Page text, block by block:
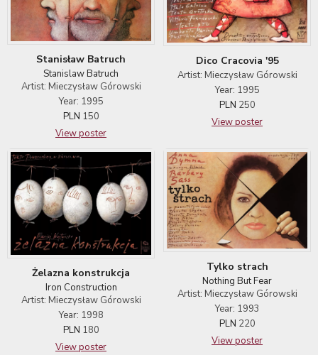
Stanisław Batruch
Stanislaw Batruch
Artist: Mieczysław Górowski
Year: 1995
PLN 150
View poster
Dico Cracovia '95
Artist: Mieczysław Górowski
Year: 1995
PLN 250
View poster
Żelazna konstrukcja
Iron Construction
Artist: Mieczysław Górowski
Year: 1998
PLN 180
View poster
Tylko strach
Nothing But Fear
Artist: Mieczysław Górowski
Year: 1993
PLN 220
View poster